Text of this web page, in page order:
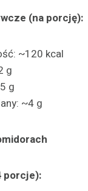
(na porcję):
~120 kcal
g
g
~4 g
porcje):